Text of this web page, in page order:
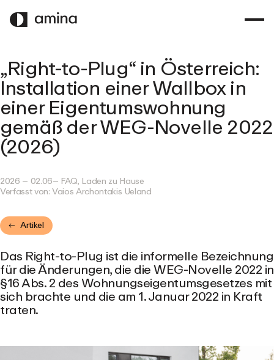
HAUPTINHALT
SPRINGEN
„Right-to-Plug“ in Österreich:
Installation einer Wallbox in
einer Eigentumswohnung
gemäß der WEG-Novelle 2022
(2026)
2026 – 02.06– FAQ, Laden zu Hause
Verfasst von: VaiosArchontakis Ueland
Artikel
Das Right-to-Plug ist die informelle Bezeichnung
für die Änderungen, die die WEG-Novelle 2022 in
§16 Abs. 2 des Wohnungseigentumsgesetzes mit
sich brachte und die am 1. Januar 2022 in Kraft
traten.